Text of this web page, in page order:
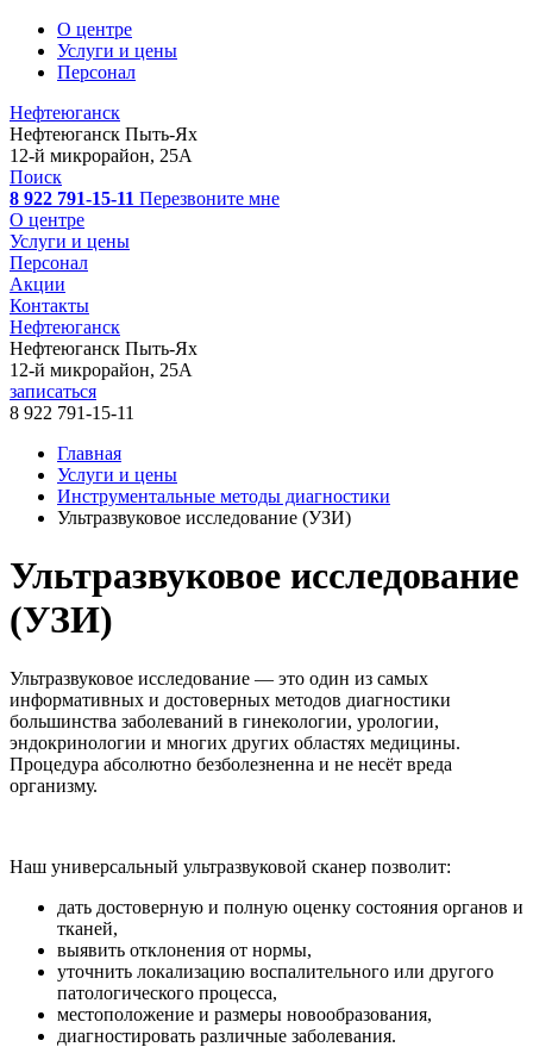
О центре
Услуги и цены
Персонал
Нефтеюганск
Нефтеюганск Пыть-Ях
12-й микрорайон, 25А
Поиск
8 922 791-15-11 Перезвоните мне
О центре
Услуги и цены
Персонал
Акции
Контакты
Нефтеюганск
Нефтеюганск Пыть-Ях
12-й микрорайон, 25А
записаться
8 922 791-15-11
Главная
Услуги и цены
Инструментальные методы диагностики
Ультразвуковое исследование (УЗИ)
Ультразвуковое исследование
(УЗИ)
Ультразвуковое исследование — это один из самых
информативных и достоверных методов диагностики
большинства заболеваний в гинекологии, урологии,
эндокринологии и многих других областях медицины.
Процедура абсолютно безболезненна и не несёт вреда
организму.
Наш универсальный ультразвуковой сканер позволит:
дать достоверную и полную оценку состояния органов и
тканей,
выявить отклонения от нормы,
уточнить локализацию воспалительного или другого
патологического процесса,
местоположение и размеры новообразования,
диагностировать различные заболевания.